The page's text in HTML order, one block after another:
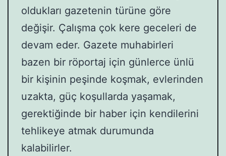
oldukları gazetenin türüne göre
değişir. Çalışma çok kere geceleri de
devam eder. Gazete muhabirleri
bazen bir röportaj için günlerce ünlü
bir kişinin peşinde koşmak, evlerinden
uzakta, güç koşullarda yaşamak,
gerektiğinde bir haber için kendilerini
tehlikeye atmak durumunda
kalabilirler.